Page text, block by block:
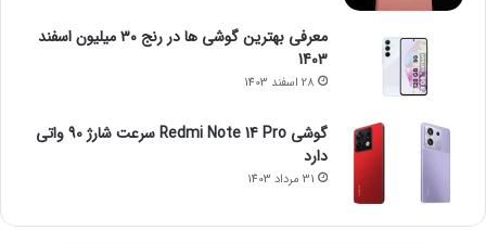
معرفی بهترین گوشی ها در رنج ۳۰ میلیون اسفند
1403
28 اسفند 1403
گوشی Redmi Note 14 Pro سرعت شارژ 90 واتی
دارد
31 مرداد 1403